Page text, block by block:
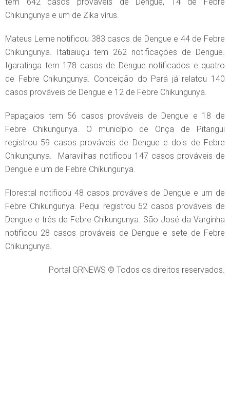
Chikungunya e um de Zika vírus.
Mateus Leme notificou 383 casos de Dengue e 44 de Febre
Chikungunya. Itatiaiuçu tem 262 notificações de Dengue.
Igaratinga tem 178 casos de Dengue notificados e quatro
de Febre Chikungunya. Conceição do Pará já relatou 140
casos prováveis de Dengue e 12 de Febre Chikungunya.
Papagaios tem 56 casos prováveis de Dengue e 18 de
Febre Chikungunya. O município de Onça de Pitangui
registrou 59 casos prováveis de Dengue e dois de Febre
Chikungunya. Maravilhas notificou 147 casos prováveis de
Dengue e um de Febre Chikungunya.
Florestal notificou 48 casos prováveis de Dengue e um de
Febre Chikungunya. Pequi registrou 52 casos prováveis de
Dengue e três de Febre Chikungunya. São José da Varginha
notificou 28 casos prováveis de Dengue e sete de Febre
Chikungunya.
Portal GRNEWS © Todos os direitos reservados.